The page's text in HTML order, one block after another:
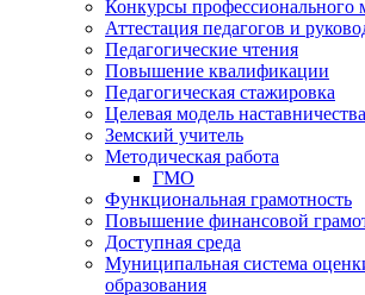
Конкурсы профессионального
Аттестация педагогов и
Педагогические чтения
Повышение квалификации
Педагогическая стажировка
Целевая модель наставничества
Земский учитель
Методическая работа
ГМО
Функциональная грамотность
Повышение финансовой
Доступная среда
Муниципальная система
образования